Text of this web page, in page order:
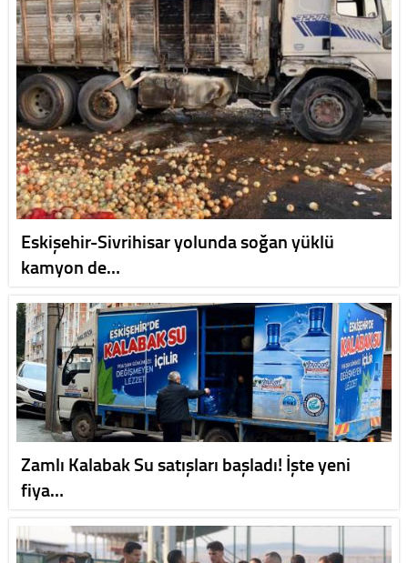
Eskişehir-Sivrihisar yolunda soğan yüklü
kamyon de…
Zamlı Kalabak Su satışları başladı! İşte yeni
fiya…